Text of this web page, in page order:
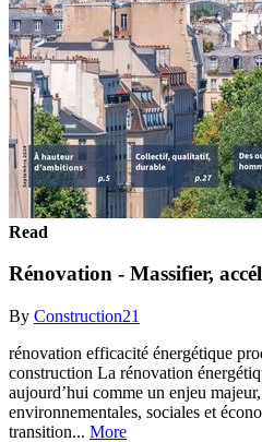
Read
Rénovation - Massifier,
By Construction21
rénovation efficacité énergétique
construction La rénovation
aujourd’hui comme un enjeu
environnementales, sociales et
transition... More